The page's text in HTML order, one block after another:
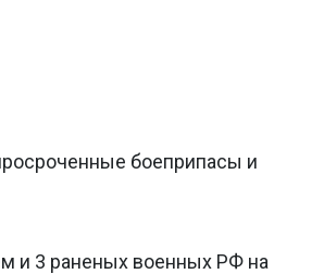
боеприпасы и
и 3 раненых военных РФ на